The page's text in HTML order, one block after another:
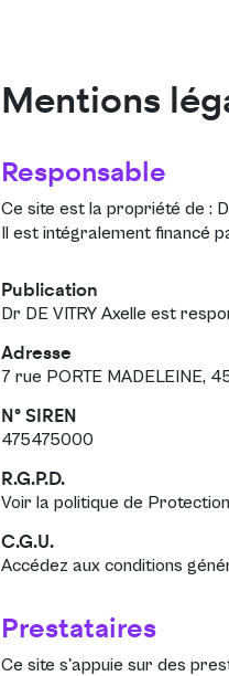
Mentions
Responsable
Ce site est la propriété de :
Il est intégralement financé
Publication
Dr DE VITRY Axelle est
Adresse
7 rue PORTE MADELEINE,
N° SIREN
475475000
R.G.P.D.
Voir la politique de
C.G.U.
Accédez aux conditions
Prestataires
Ce site s'appuie sur des